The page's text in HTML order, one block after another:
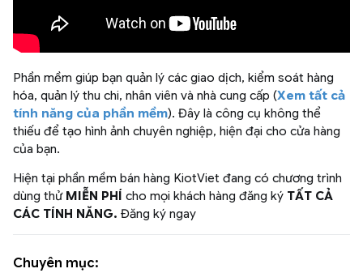
Phần mềm giúp bạn quản lý các giao dịch, kiểm soát hàng
hóa, quản lý thu chi, nhân viên và nhà cung cấp (Xem tất cả
tính năng của phần mềm). Đây là công cụ không thể
thiếu để tạo hình ảnh chuyên nghiệp, hiện đại cho cửa hàng
của bạn.
Hiện tại phần mềm bán hàng KiotViet đang có chương trình
dùng thử MIỄN PHÍ cho mọi khách hàng đăng ký TẤT CẢ
CÁC TÍNH NĂNG. Đăng ký ngay
Chuyên mục: